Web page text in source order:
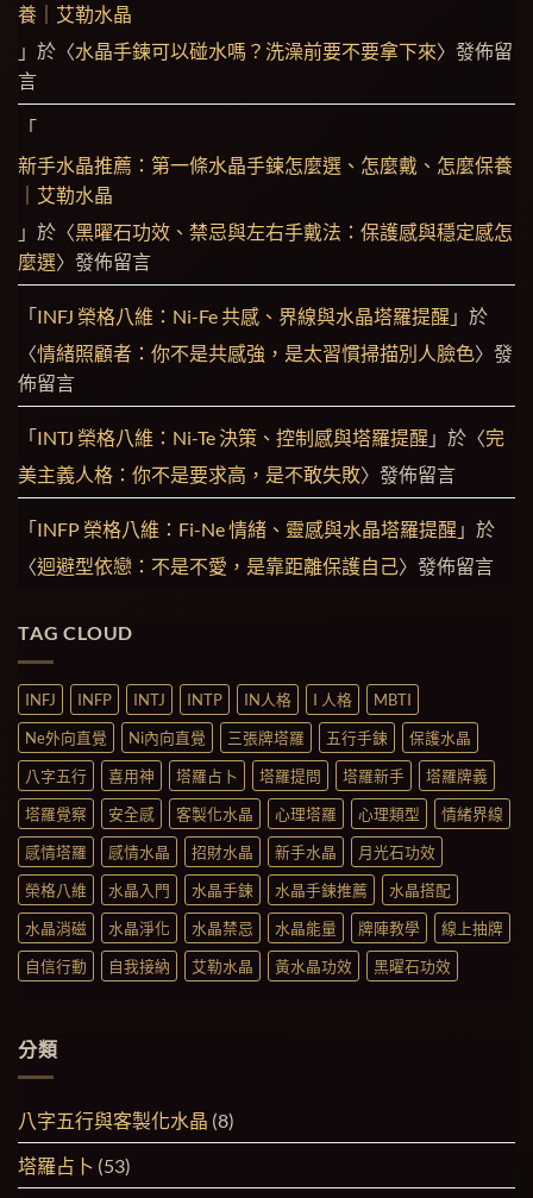
養｜艾勒水晶
」於〈水晶手鍊可以碰水嗎？洗澡前要不要拿下來〉發佈留
言
「
新手水晶推薦：第一條水晶手鍊怎麼選、怎麼戴、怎麼保養
｜艾勒水晶
」於〈黑曜石功效、禁忌與左右手戴法：保護感與穩定感怎
麼選〉發佈留言
「INFJ 榮格八維：Ni-Fe 共感、界線與水晶塔羅提醒 」於
〈情緒照顧者：你不是共感強，是太習慣掃描別人臉色〉發
佈留言
「INTJ 榮格八維：Ni-Te 決策、控制感與塔羅提醒 」於〈完
美主義人格：你不是要求高，是不敢失敗〉發佈留言
「INFP 榮格八維：Fi-Ne 情緒、靈感與水晶塔羅提醒 」於
〈迴避型依戀：不是不愛，是靠距離保護自己〉發佈留言
TAG CLOUD
INFJ INFP INTJ INTP IN人格 I 人格
MBTI
Ne外向直覺
Ni內向直覺 三張牌塔羅 五行手鍊
保護水晶
八字五行
喜用神 塔羅占卜 塔羅提問 塔羅新手
塔羅牌義
塔羅覺察
安全感 客製化水晶 心理塔羅 心理類型
情緒界線
感情塔羅
感情水晶 招財水晶 新手水晶
月光石功效
榮格八維
水晶入門 水晶手鍊 水晶手鍊推薦
水晶搭配
水晶消磁
水晶淨化 水晶禁忌 水晶能量 牌陣教學
線上抽牌
自信行動
自我接納 艾勒水晶 黃水晶功效 黑曜石功效
分類
八字五行與客製化水晶 (8)
塔羅占卜 (53)